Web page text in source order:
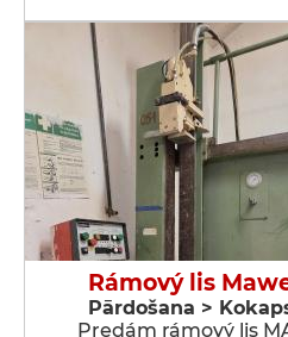
Rámový lis
Pārdošana >
Predám rámový lis